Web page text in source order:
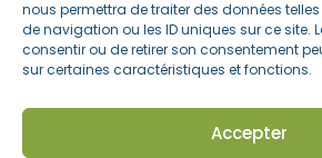
nous permettra de traiter des données
de navigation ou les ID uniques sur ce site.
consentir ou de retirer son consentement
sur certaines caractéristiques et fonctions.
Accepter
Nous suivre sur les réseaux sociaux
Accès rapide
Actualités & informations